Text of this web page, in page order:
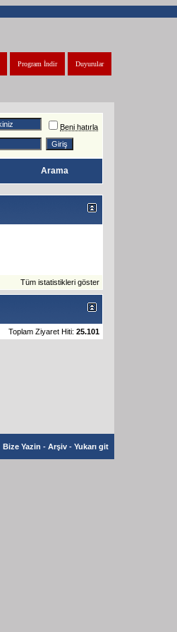
Duyurular
Program İndir
Beni hatırla
Arama
Tüm istatistikleri göster
Toplam Ziyaret Hiti: 25.101
Bize Yazin - Arşiv - Yukarı git